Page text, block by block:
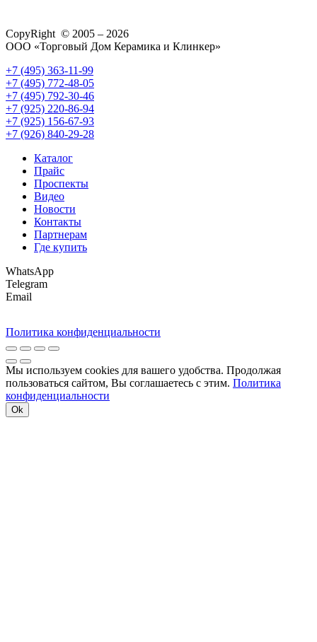
CopyRight © 2005 – 2026
ООО «Торговый Дом Керамика и Клинкер»
+7 (495) 363-11-99
+7 (495) 772-48-05
+7 (495) 792-30-46
+7 (925) 220-86-94
+7 (925) 156-67-93
+7 (926) 840-29-28
Каталог
Прайс
Проспекты
Видео
Новости
Контакты
Партнерам
Где купить
WhatsApp
Telegram
Email
Политика конфиденциальности
Мы используем cookies для вашего удобства. Продолжая
пользоваться сайтом, Вы соглашаетесь с этим. Политика
конфиденциальности
Ok